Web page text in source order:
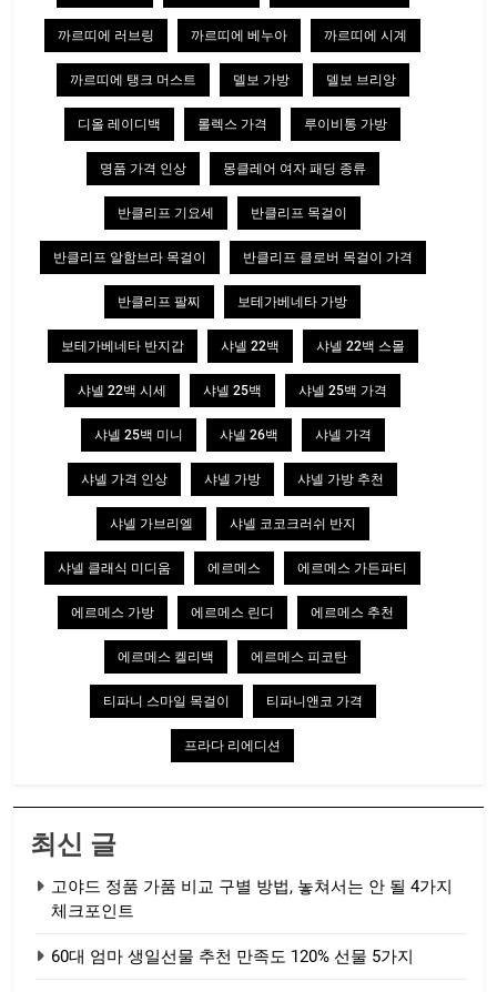
까르띠에 러브링 까르띠에 베누아 까르띠에 시계
까르띠에 탱크 머스트 델보 가방 델보 브리앙
디올 레이디백 롤렉스 가격 루이비통 가방
명품 가격 인상 몽클레어 여자 패딩 종류
반클리프 기요세 반클리프 목걸이
반클리프 알함브라 목걸이 반클리프 클로버 목걸이 가격
반클리프 팔찌 보테가베네타 가방
보테가베네타 반지갑 샤넬 22백 샤넬 22백 스몰
샤넬 22백 시세 샤넬 25백 샤넬 25백 가격
샤넬 25백 미니 샤넬 26백 샤넬 가격
샤넬 가격 인상 샤넬 가방 샤넬 가방 추천
샤넬 가브리엘 샤넬 코코크러쉬 반지
샤넬 클래식 미디움 에르메스 에르메스 가든파티
에르메스 가방 에르메스 린디 에르메스 추천
에르메스 켈리백 에르메스 피코탄
티파니 스마일 목걸이 티파니앤코 가격
프라다 리에디션
최신 글
고야드 정품 가품 비교 구별 방법, 놓쳐서는 안 될 4가지
체크포인트
60대 엄마 생일선물 추천 만족도 120% 선물 5가지